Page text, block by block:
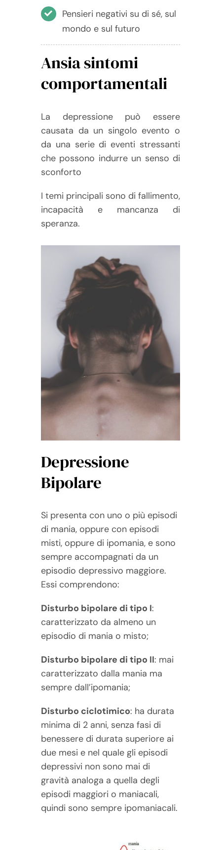
Pensieri negativi su di sé, sul
mondo e sul futuro
Ansia sintomi
comportamentali
La depressione può essere
causata da un singolo evento o
da una serie di eventi stressanti
che possono indurre un senso di
sconforto
I temi principali sono di fallimento,
incapacità e mancanza di
speranza.
Depressione
Bipolare
Si presenta con uno o più episodi
di mania, oppure con episodi
misti, oppure di ipomania, e sono
sempre accompagnati da un
episodio depressivo maggiore.
Essi comprendono:
Disturbo bipolare di tipo I:
caratterizzato da almeno un
episodio di mania o misto;
Disturbo bipolare di tipo II: mai
caratterizzato dalla mania ma
sempre dall’ipomania;
Disturbo ciclotimico: ha durata
minima di 2 anni, senza fasi di
benessere di durata superiore ai
due mesi e nel quale gli episodi
depressivi non sono mai di
gravità analoga a quella degli
episodi maggiori o maniacali,
quindi sono sempre ipomaniacali.